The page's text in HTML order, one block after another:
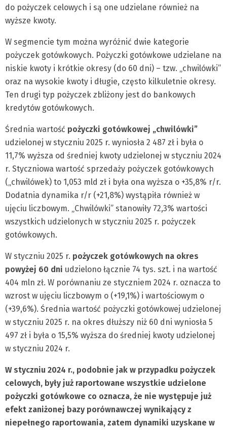
do pożyczek celowych i są one udzielane również na
wyższe kwoty.
W segmencie tym można wyróżnić dwie kategorie
pożyczek gotówkowych. Pożyczki gotówkowe udzielane na
niskie kwoty i krótkie okresy (do 60 dni) – tzw. „chwilówki”
oraz na wysokie kwoty i długie, często kilkuletnie okresy.
Ten drugi typ pożyczek zbliżony jest do bankowych
kredytów gotówkowych.
Średnia wartość pożyczki gotówkowej „chwilówki”
udzielonej w styczniu 2025 r. wyniosła 2 487 zł i była o
11,7% wyższa od średniej kwoty udzielonej w styczniu 2024
r. Styczniowa wartość sprzedaży pożyczek gotówkowych
(„chwilówek) to 1,053 mld zł i była ona wyższa o +35,8% r/r.
Dodatnia dynamika r/r (+21,8%) wystąpiła również w
ujęciu liczbowym. „Chwilówki” stanowiły 72,3% wartości
wszystkich udzielonych w styczniu 2025 r. pożyczek
gotówkowych.
W styczniu 2025 r. pożyczek gotówkowych na okres
powyżej 60 dni udzielono łącznie 74 tys. szt. i na wartość
404 mln zł. W porównaniu ze styczniem 2024 r. oznacza to
wzrost w ujęciu liczbowym o (+19,1%) i wartościowym o
(+39,6%). Średnia wartość pożyczki gotówkowej udzielonej
w styczniu 2025 r. na okres dłuższy niż 60 dni wyniosła 5
497 zł i była o 15,5% wyższa do średniej kwoty udzielonej
w styczniu 2024 r.
W styczniu 2024 r., podobnie jak w przypadku pożyczek
celowych, były już raportowane wszystkie udzielone
pożyczki gotówkowe co oznacza, że nie występuje już
efekt zaniżonej bazy porównawczej wynikający z
niepełnego raportowania, zatem dynamiki uzyskane w